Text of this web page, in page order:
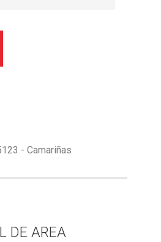
- Camariñas
DE AREA